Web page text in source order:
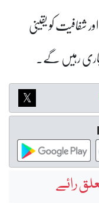
شفافیت کو یقینی
رہیں گے۔
رائے